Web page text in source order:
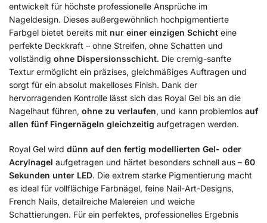
entwickelt für höchste professionelle Ansprüche im
Nageldesign. Dieses außergewöhnlich hochpigmentierte
Farbgel bietet bereits mit nur einer einzigen Schicht eine
perfekte Deckkraft – ohne Streifen, ohne Schatten und
vollständig ohne Dispersionsschicht. Die cremig-sanfte
Textur ermöglicht ein präzises, gleichmäßiges Auftragen und
sorgt für ein absolut makelloses Finish. Dank der
hervorragenden Kontrolle lässt sich das Royal Gel bis an die
Nagelhaut führen, ohne zu verlaufen, und kann problemlos auf
allen fünf Fingernägeln gleichzeitig aufgetragen werden.
Royal Gel wird dünn auf den fertig modellierten Gel- oder
Acrylnagel aufgetragen und härtet besonders schnell aus – 60
Sekunden unter LED. Die extrem starke Pigmentierung macht
es ideal für vollflächige Farbnägel, feine Nail-Art-Designs,
French Nails, detailreiche Malereien und weiche
Schattierungen. Für ein perfektes, professionelles Ergebnis